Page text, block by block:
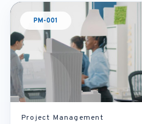
PM-001
Project Management